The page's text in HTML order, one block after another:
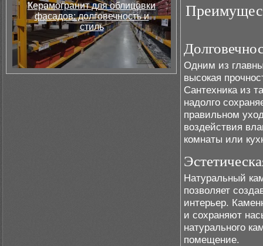
Керамогранит для облицовки
фасадов: долговечность и
стиль
Одним из
высокая
Сантехника из
надолго
правильном
воздействия
комнаты или
Натуральный
позволяет
интерьер.
и сохраняют
натурального
помещение.